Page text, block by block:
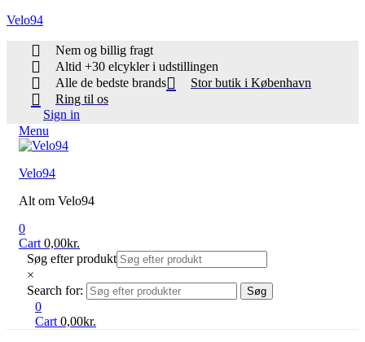
Velo94
Nem og billig fragt
Altid +30 elcykler i udstillingen
Alle de bedste brands
Stor butik i København
Ring til os
Sign in
Menu
Velo94
Alt om Velo94
0
Cart 0,00kr.
Søg efter produkt
×
Search for:
Søg
0
Cart 0,00kr.